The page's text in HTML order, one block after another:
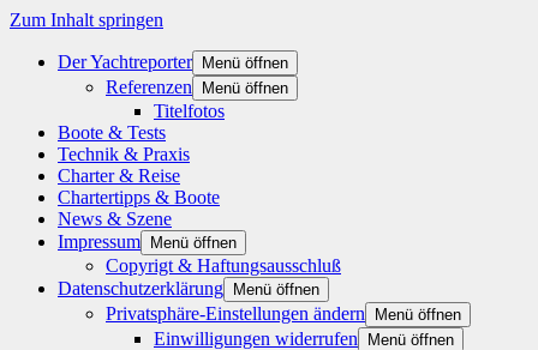
Zum Inhalt springen
Der Yachtreporter Menü öffnen
Referenzen Menü öffnen
Titelfotos
Boote & Tests
Technik & Praxis
Charter & Reise
Chartertipps & Boote
News & Szene
Impressum
Menü öffnen
Copyrigt & Haftungsausschluß
Datenschutzerklärung
Menü öffnen
Privatsphäre-Einstellungen ändern Menü öffnen
Einwilligungen widerrufen Menü öffnen